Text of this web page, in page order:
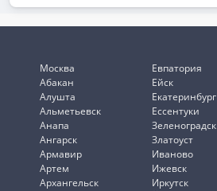
Москва
Абакан
Алушта
Альметьевск
Анапа
Ангарск
Армавир
Артем
Архангельск
Евпатория
Ейск
Екатеринбург
Ессентуки
Зеленоградск
Златоуст
Иваново
Ижевск
Иркутск